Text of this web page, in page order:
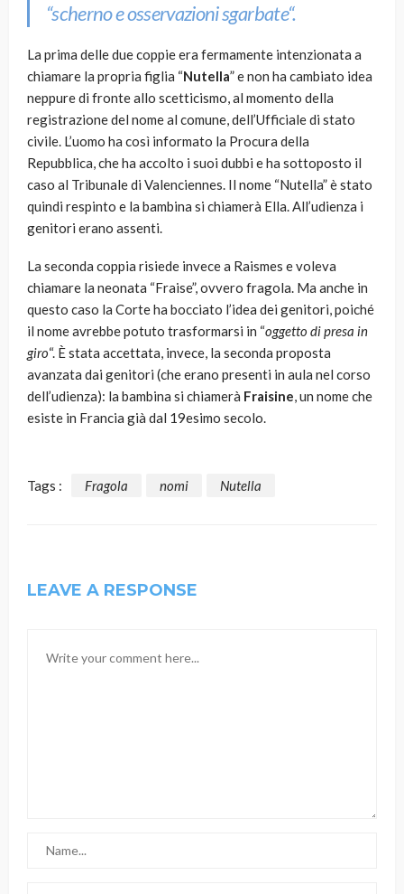
“scherno e osservazioni sgarbate“.
La prima delle due coppie era fermamente intenzionata a
chiamare la propria figlia “Nutella” e non ha cambiato idea
neppure di fronte allo scetticismo, al momento della
registrazione del nome al comune, dell’Ufficiale di stato
civile. L’uomo ha così informato la Procura della
Repubblica, che ha accolto i suoi dubbi e ha sottoposto il
caso al Tribunale di Valenciennes. Il nome “Nutella” è stato
quindi respinto e la bambina si chiamerà Ella. All’udienza i
genitori erano assenti.
La seconda coppia risiede invece a Raismes e voleva
chiamare la neonata “Fraise”, ovvero fragola. Ma anche in
questo caso la Corte ha bocciato l’idea dei genitori, poiché
il nome avrebbe potuto trasformarsi in “oggetto di presa in
giro“. È stata accettata, invece, la seconda proposta
avanzata dai genitori (che erano presenti in aula nel corso
dell’udienza): la bambina si chiamerà Fraisine, un nome che
esiste in Francia già dal 19esimo secolo.
Tags : Fragola nomi Nutella
LEAVE A RESPONSE